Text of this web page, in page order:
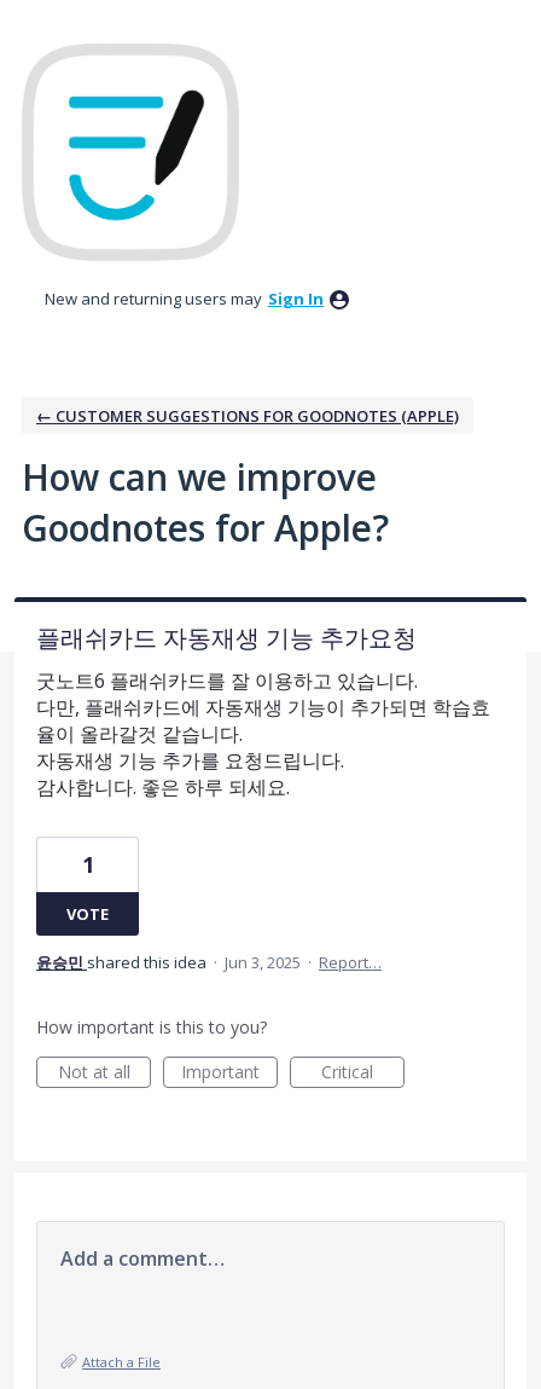
to
content
New and returning users may Sign In
← CUSTOMER SUGGESTIONS FOR GOODNOTES (APPLE)
How can we improve
Goodnotes for Apple?
플래쉬카드 자동재생 기능 추가요청
굿노트6 플래쉬카드를 잘 이용하고 있습니다.
다만, 플래쉬카드에 자동재생 기능이 추가되면 학습효
율이 올라갈것 같습니다.
자동재생 기능 추가를 요청드립니다.
감사합니다. 좋은 하루 되세요.
1
VOTE
윤승민 shared this idea · Jun 3, 2025 · Report…
How important is this to you?
Not at all
Important Critical
Add a comment…
Attach a File